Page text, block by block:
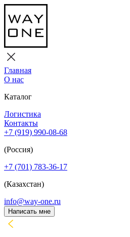
Главная
О нас
Каталог
Логистика
Контакты
+7 (919) 990-08-68
(Россия)
+7 (701) 783-36-17
(Казахстан)
info@way-one.ru
Написать мне